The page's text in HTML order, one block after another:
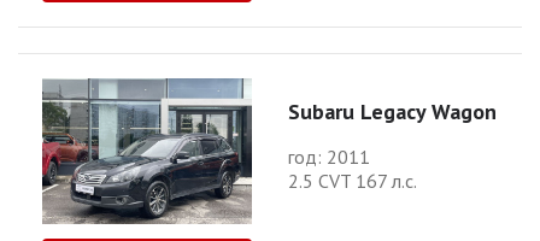
Subaru Legacy Wagon
год: 2011
2.5 CVT 167 л.с.